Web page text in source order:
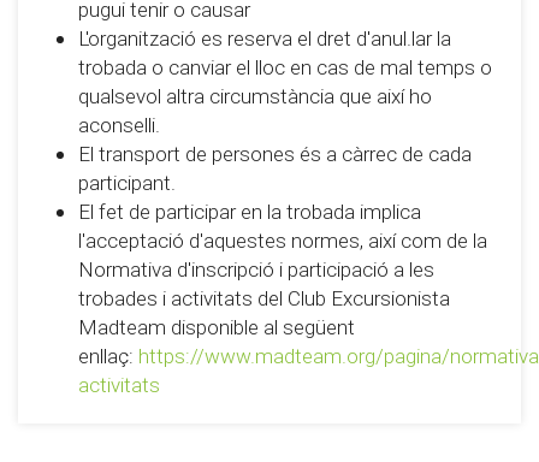
pugui tenir o causar
L'organització es reserva el dret d'anul.lar la
trobada o canviar el lloc en cas de mal temps o
qualsevol altra circumstància que així ho
aconselli.
El transport de persones és a càrrec de cada
participant.
El fet de participar en la trobada implica
l'acceptació d'aquestes normes, així com de la
Normativa d'inscripció i participació a les
trobades i activitats del Club Excursionista
Madteam disponible al següent
enllaç: https://www.madteam.org/pagina/
activitats